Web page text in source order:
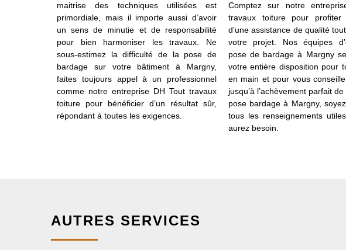
maitrise des techniques utilisées est
primordiale, mais il importe aussi d’avoir
un sens de minutie et de responsabilité
pour bien harmoniser les travaux. Ne
sous-estimez la difficulté de la pose de
bardage sur votre bâtiment à Margny,
faites toujours appel à un professionnel
comme notre entreprise DH Tout travaux
toiture pour bénéficier d’un résultat sûr,
répondant à toutes les exigences.
Comptez sur notre
travaux toiture pour profiter
d’une assistance de qualité
votre projet. Nos équipes
pose de bardage à Margny
votre entière disposition pour
en main et pour vous
jusqu’à l’achèvement parfait
pose bardage à Margny,
tous les renseignements
aurez besoin.
AUTRES SERVICES